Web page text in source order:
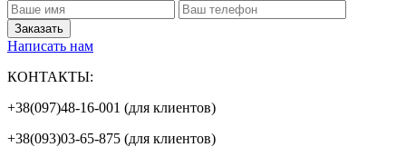
Написать нам
КОНТАКТЫ:
+38(097)48-16-001 (для клиентов)
+38(093)03-65-875 (для клиентов)